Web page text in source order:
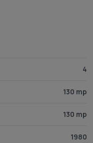
Imobilul este
vedere la strada
teracota pe lemne) -
Etaj - 3 camere
la strada principala si
una cu adevarat
o zona de deal. Este
4
130 mp
130 mp
1980